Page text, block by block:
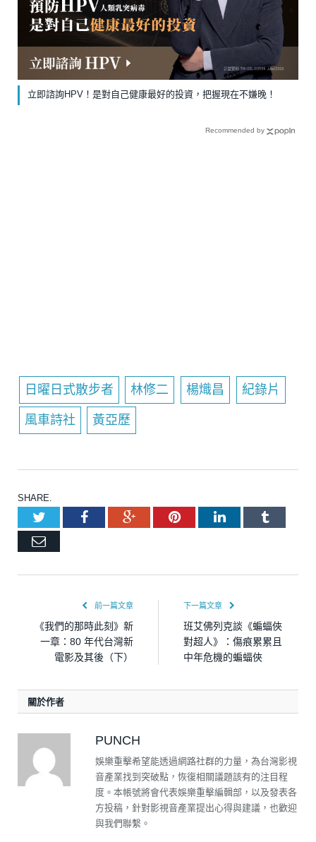
立即諮詢HPV！是對自己健康最好的投資，把握現在不嫌晚！
Recommended by
日曜日式散步者 林修二 楊熾昌 紀錄片
風車詩社 黃亞歷
SHARE.
TwitterFacebookGoogle+PinterestLinkedInTumblr
Email
前一篇文章
《我們的那時此刻》新
一章：80 年代台灣新
電影及其後（下）
下一篇文章
班艾佛列克談《蝙蝠俠
對超人》：傷痕累累且
中年危機的蝙蝠俠
關於作者
PUNCH
娛樂重擊希望能透過網路社群的力量，為台灣影視
音產業找到突破點，恢復相關議題該有的注目程
度。本帳號將會代表娛樂重擊編輯部，以及發表各
方投稿，針對影視音產業提出心得與建議，也歡迎
與我們聯繫。